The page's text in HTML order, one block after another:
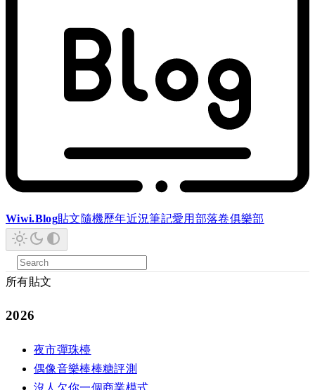
Wiwi.Blog貼文隨機歷年近況筆記愛用 部落卷俱樂部
所有貼文
2026
夜市彈珠檯
偶像音樂棒棒糖評測
沒人欠你一個商業模式